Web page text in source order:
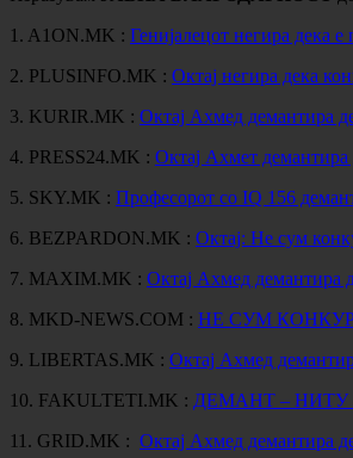
1. A1ON.MK : Генијалецот негира дека
2. PLUSINFO.MK : Октај негира дека
3. KURIR.MK : Октај Ахмед демантира
4. PRESS24.MK : Октај Ахмет демантира
5. SKY.MK : Професорот со IQ 156
6. BEZPARDON.MK : Октај: Не сум
7. MAXIM.MK : Октај Ахмед демантира
8. MKD-NEWS.COM : НЕ СУМ
9. LIBERTAS.MK : Октај Ахмед
10. FAKULTETI.MK : ДЕМАНТ –
11. GRID.MK : Октај Ахмед демантира